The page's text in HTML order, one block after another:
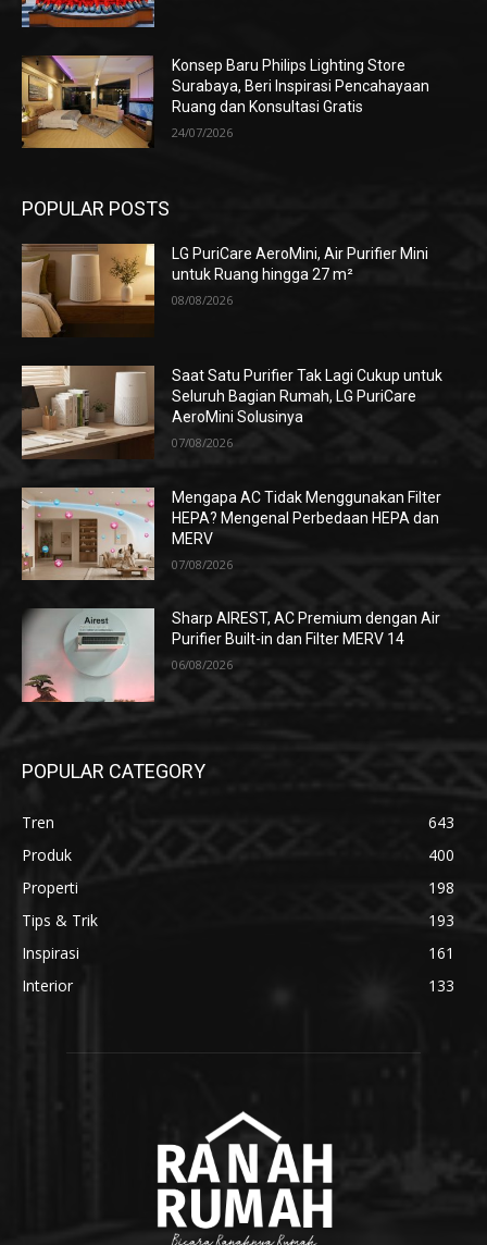
Konsep Baru Philips Lighting Store
Surabaya, Beri Inspirasi Pencahayaan
Ruang dan Konsultasi Gratis
24/07/2026
POPULAR POSTS
LG PuriCare AeroMini, Air Purifier Mini
untuk Ruang hingga 27 m²
08/08/2026
Saat Satu Purifier Tak Lagi Cukup untuk
Seluruh Bagian Rumah, LG PuriCare
AeroMini Solusinya
07/08/2026
Mengapa AC Tidak Menggunakan Filter
HEPA? Mengenal Perbedaan HEPA dan
MERV
07/08/2026
Sharp AIREST, AC Premium dengan Air
Purifier Built-in dan Filter MERV 14
06/08/2026
POPULAR CATEGORY
Tren
643
Produk
400
Properti
198
Tips & Trik
193
Inspirasi
161
Interior
133